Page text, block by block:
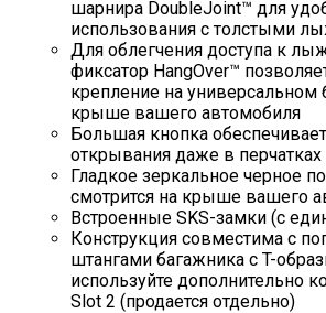
шарнира DoubleJoint™ для
использования с толстыми
Для облегчения доступа к
фиксатор HangOver™
крепление на универсальном
крыше вашего автомобиля
Большая кнопка
открывания даже в
Гладкое зеркальное черное
смотрится на крыше вашего
Встроенные SKS-замки (с
Конструкция совместима с
штангами багажника с T-
используйте дополнительно
Slot 2 (продается отдельно)